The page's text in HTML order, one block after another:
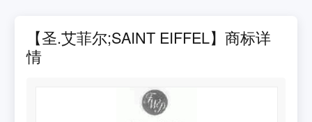
【圣.艾菲尔;SAINT EIFFEL】商标详
情